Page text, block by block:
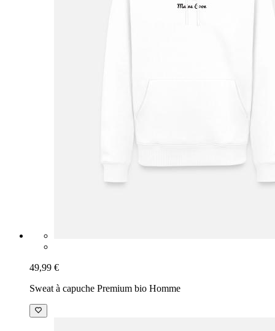
49,99 €
Sweat à capuche Premium bio Homme